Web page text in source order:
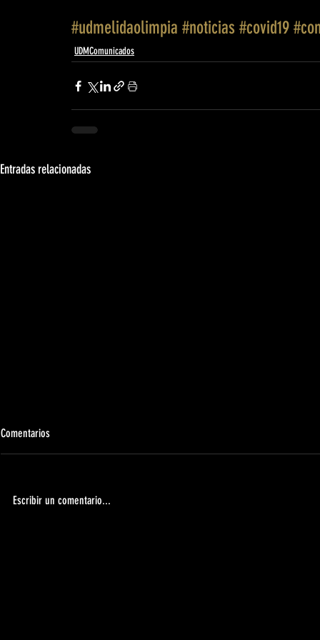
#udmelidaolimpia #noticias #covid19
UDMComunicados
Entradas relacionadas
Comentarios
Escribir un comentario...